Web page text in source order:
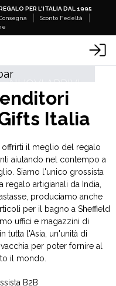
PER L'ITALIA DAL 1995
Sconto Fedeltà
NUOVI ARRIVI
Cristal Gemas
Italia
offrirti il meglio del regalo
aiutando nel contempo a
Siamo l'unico grossista
artigianali da India,
produciamo anche
per il bagno a Sheffield
uffici e magazzini di
tutta l'Asia, un'unità di
per poter fornire al
il mondo.